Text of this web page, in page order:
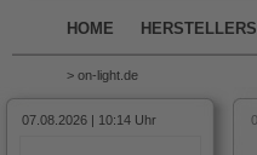
HOME
> on-light.de
07.08.2026 | 10:14 Uhr